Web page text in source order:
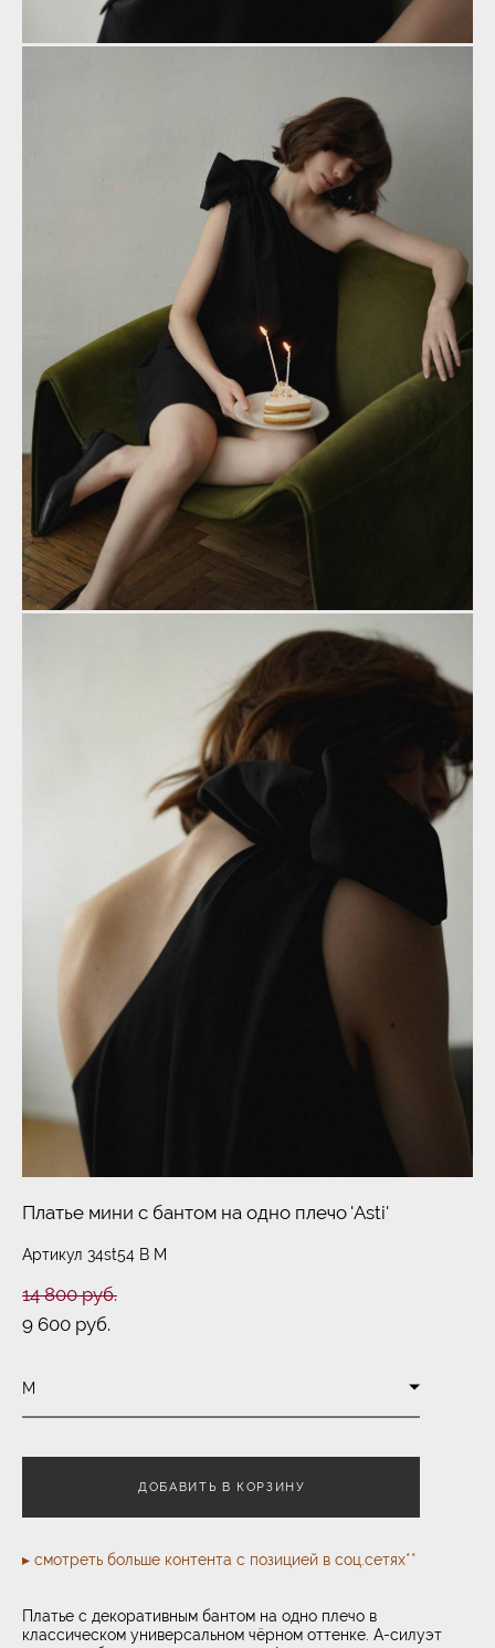
Платье мини c бантом на одно плечо 'Asti'
Артикул 34st54 B M
14 800 pуб.
9 600 pуб.
M
ДОБАВИТЬ В КОРЗИНУ
▸ смотреть больше контента с позицией в соц.сетях**
Платье с декоративным бантом на одно плечо в
классическом универсальном чёрном оттенке. А-силуэт